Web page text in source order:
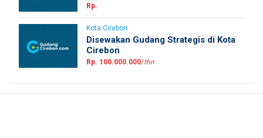
Rp.
Kota Cirebon
Disewakan Gudang Strategis di Kota
Cirebon
Rp. 100.000.000/thn